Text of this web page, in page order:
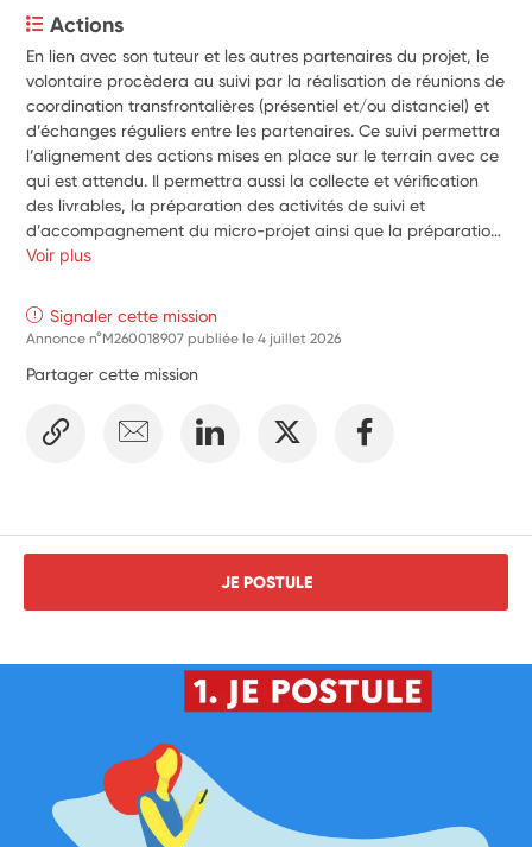
Actions
En lien avec son tuteur et les autres partenaires du projet, le
volontaire procèdera au suivi par la réalisation de réunions de
coordination transfrontalières (présentiel et/ou distanciel) et
d’échanges réguliers entre les partenaires. Ce suivi permettra
l’alignement des actions mises en place sur le terrain avec ce
qui est attendu. Il permettra aussi la collecte et vérification
des livrables, la préparation des activités de suivi et
d’accompagnement du micro-projet ainsi que la préparation
des rapports intermédiaires et finaux. Dans le cadre de ce
actions suivantes : ateliers transfrontaliers multi-acteurs de
coconstruction de l’itinéraire culturel ; production des
de valoriser l’itinéraire et de le rendre accessible à différents
activités de Communication projet et Promotion de la Route
Voir plus
Signaler cette mission
Annonce n°M260018907 publiée le4 juillet 2026
Partager cette mission
JE POSTULE